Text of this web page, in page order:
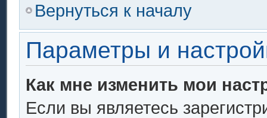
Вернуться к началу
Параметры и
Как мне изменить мои
Если вы являетесь